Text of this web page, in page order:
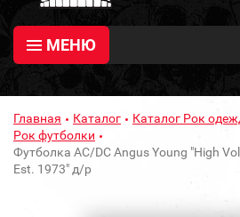
МЕНЮ
Главная Каталог
Каталог Рок
Рок футболки
Футболка AC/DC Angus Young "High
Est. 1973" д/р